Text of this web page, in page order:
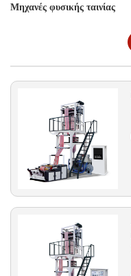
Μηχανές φυσικής ταινίας